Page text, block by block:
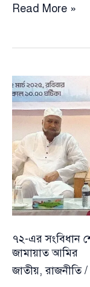
কুমিল্লায়
ও
অন্যান্য
দুর্ঘটনায়
হতাহতের
প্রতি
প্রধানমন্ত্রীর
শোক
প্রকাশ
Read More »
৭২-এর সংবিধান
জামায়াত আমির
জাতীয়,রাজনীতি/